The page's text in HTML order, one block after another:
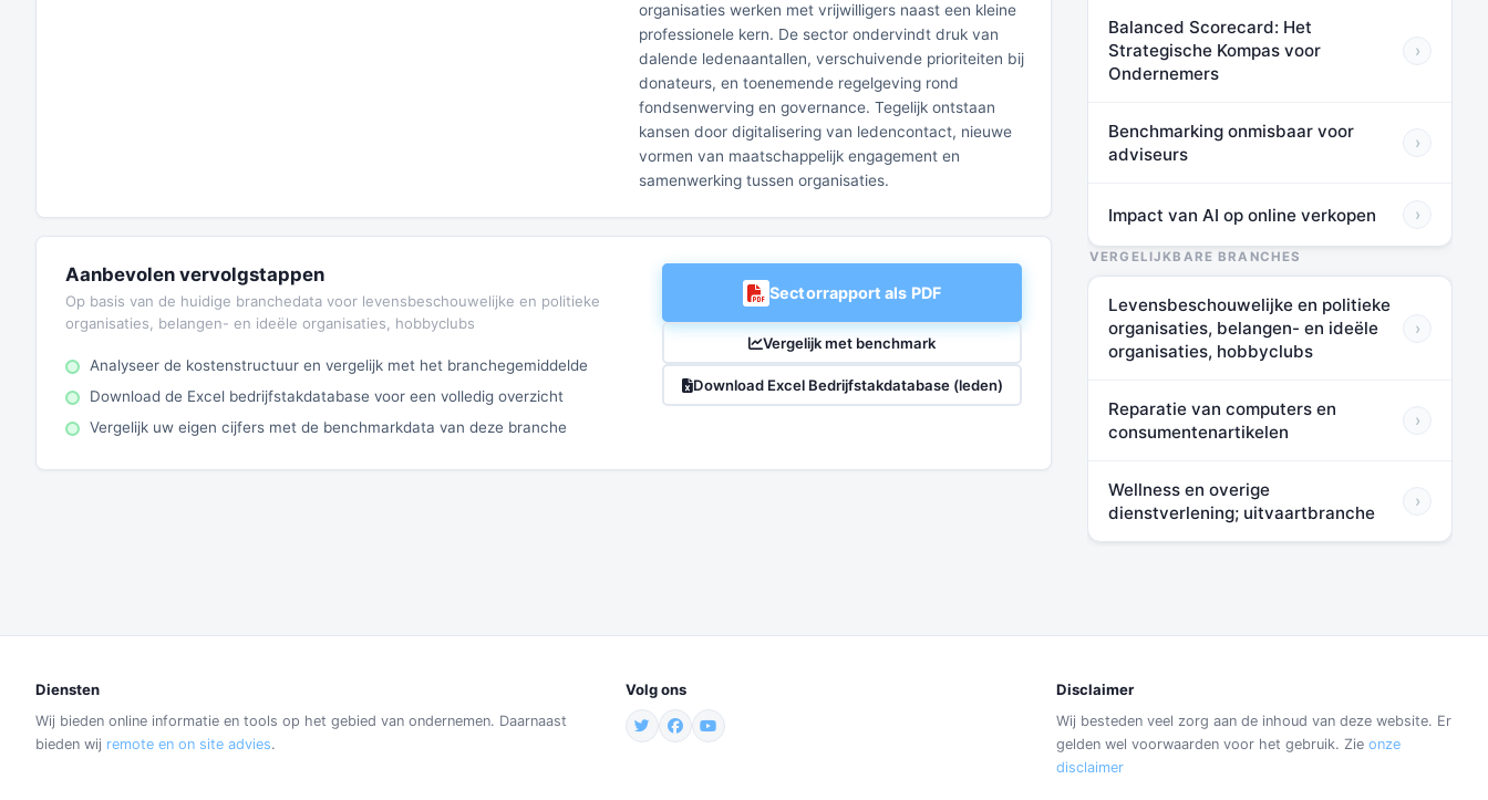
organisaties werken met vrijwilligers naast een kleine
professionele kern. De sector ondervindt druk van
dalende ledenaantallen, verschuivende prioriteiten bij
donateurs, en toenemende regelgeving rond
fondsenwerving en governance. Tegelijk ontstaan
kansen door digitalisering van ledencontact, nieuwe
vormen van maatschappelijk engagement en
samenwerking tussen organisaties.
Aanbevolen vervolgstappen
Op basis van de huidige branchedata voor levensbeschouwelijke en politieke
organisaties, belangen- en ideële organisaties, hobbyclubs
Analyseer de kostenstructuur en vergelijk met het branchegemiddelde
Download de Excel bedrijfstakdatabase voor een volledig overzicht
Vergelijk uw eigen cijfers met de benchmarkdata van deze branche
Sectorrapport als PDF
Vergelijk met benchmark
Download Excel Bedrijfstakdatabase (leden)
Balanced Scorecard: Het
Strategische Kompas voor
Ondernemers
›
Benchmarking onmisbaar voor
adviseurs
›
Impact van AI op online verkopen ›
VERGELIJKBARE BRANCHES
Levensbeschouwelijke en politieke
organisaties, belangen- en ideële
organisaties, hobbyclubs
›
Reparatie van computers en
consumentenartikelen
›
Wellness en overige
dienstverlening; uitvaartbranche
›
Diensten
Wij bieden online informatie en tools op het gebied van ondernemen. Daarnaast
bieden wij remote en on site advies.
Volg ons Disclaimer
Wij besteden veel zorg aan de inhoud van deze website. Er
gelden wel voorwaarden voor het gebruik. Zieonze
disclaimer